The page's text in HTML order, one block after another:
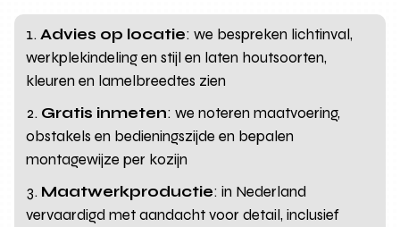
Advies op locatie: we bespreken lichtinval,
werkplekindeling en stijl en laten houtsoorten,
kleuren en lamelbreedtes zien
Gratis inmeten: we noteren maatvoering,
obstakels en bedieningszijde en bepalen
montagewijze per kozijn
Maatwerkproductie: in Nederland
vervaardigd met aandacht voor detail, inclusief